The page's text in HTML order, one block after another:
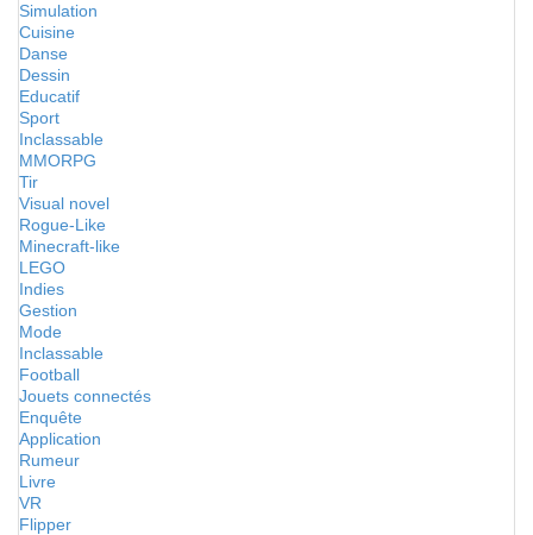
Simulation
Cuisine
Danse
Dessin
Educatif
Sport
Inclassable
MMORPG
Tir
Visual novel
Rogue-Like
Minecraft-like
LEGO
Indies
Gestion
Mode
Inclassable
Football
Jouets connectés
Enquête
Application
Rumeur
Livre
VR
Flipper